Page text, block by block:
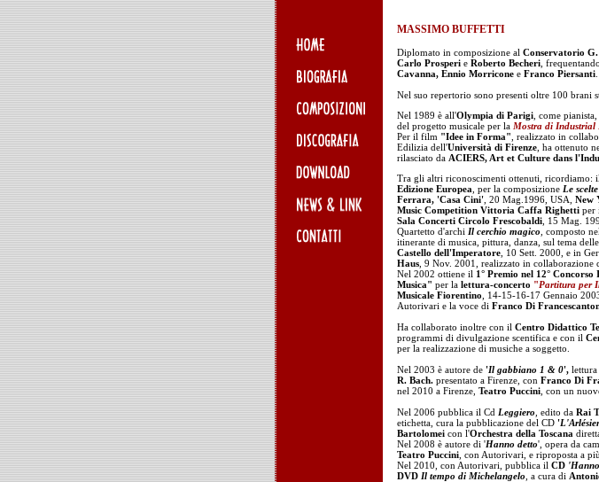
MASSIMO BUFFETTI
Diplomato in composizione al Conservatorio
Carlo Prosperi e Roberto Becheri ,
Cavanna, Ennio Morricone e Franco Piersanti
Nel suo repertorio sono presenti oltre 100 brani
Nel 1989 è all'Olympia di Parigi , come
del progetto musicale per la Mostra di Industrial
Per il film "Idee in Forma" , realizzato in
Edilizia dell'Università di Firenze , ha ottenuto
rilasciato da ACIERS, Art et Culture dans
Tra gli altri riconoscimenti ottenuti, ricordiamo: il
Edizione Europea , per la composizione Le
Ferrara, 'Casa Cini' , 20 Mag.1996, USA, New
Music Competition Vittoria Caffa Righetti per
Sala Concerti Circolo Frescobaldi , 15 Mag.
Quartetto d'archi Il cerchio magico composto
itinerante di musica, pittura, danza, sul tema
Castello dell'Imperatore , 10 Sett. 2000, e in
Haus , 9 Nov. 2001, realizzato in collaborazione
Nel 2002 ottiene il 1° Premio nel 12°
Musica" per la lettura-concerto "Partitura per
Musicale Fiorentino , 14-15-16-17 Gennaio
Autorivari e la voce di Franco Di
Ha collaborato inoltre con il Centro Didattico
programmi di divulgazione scentifica e con il
per la realizzazione di musiche a soggetto.
Nel 2003 è autore de 'Il gabbiano 1 & 0',
R. Bach. presentato a Firenze, con Franco Di
nel 2010 a Firenze, Teatro Puccini , con un
Nel 2006 pubblica il Cd Leggiero edito da Rai
etichetta, cura la pubblicazione del CD '
Bartolomei con l'Orchestra della Toscana
Nel 2008 è autore di 'Hanno detto', opera da
Teatro Puccini , con Autorivari, e riproposta a
Nel 2010, con Autorivari, pubblica il CD
DVD Il tempo di Michelangelo , a cura di